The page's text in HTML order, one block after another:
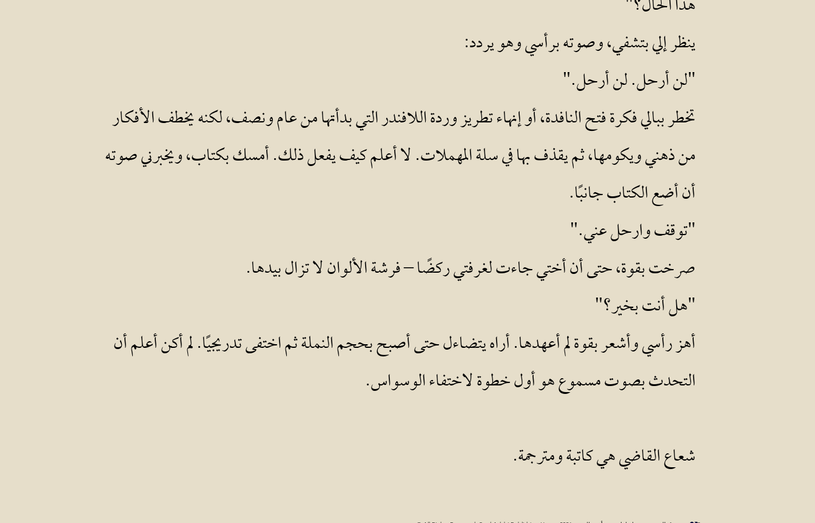
ينظر إلي بتشفي، وصوته برأسي وهو يردد:
"لن أرحل. لن أرحل."
تخطر ببالي فكرة فتح النافدة، أو إنهاء تطريز وردة اللافندر التي بدأتها من عام ونصف، لكنه يخطف الأفكار
من ذهني ويكومها، ثم يقذف بها في سلة المهملات. لا أعلم كيف يفعل ذلك. أمسك بكتاب، ويخبرني صوته
أن أضع الكتاب جانبًا.
"توقف وارحل عني."
صرخت بقوة، حتى أن أختي جاءت لغرفتي ركضًا – فرشة الألوان لا تزال بيدها.
"هل أنت بخير؟"
أهز رأسي وأشعر بقوة لم أعهدها. أراه يتضاءل حتى أصبح بحجم النملة ثم اختفى تدريجيًا. لم أكن أعلم أن
التحدث بصوت مسموع هو أول خطوة لاختفاء الوسواس.
شعاع القاضي هي كاتبة ومترجمة.